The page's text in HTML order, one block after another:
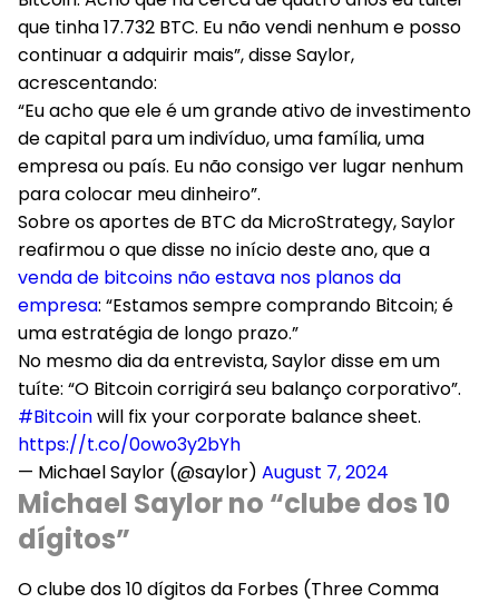
que tinha 17.732 BTC. Eu não vendi nenhum e posso
continuar a adquirir mais”, disse Saylor,
acrescentando:
“Eu acho que ele é um grande ativo de investimento
de capital para um indivíduo, uma família, uma
empresa ou país. Eu não consigo ver lugar nenhum
para colocar meu dinheiro”.
Sobre os aportes de BTC da MicroStrategy, Saylor
reafirmou o que disse no início deste ano, que a
venda de bitcoins não estava nos planos da
empresa: “Estamos sempre comprando Bitcoin; é
uma estratégia de longo prazo.”
No mesmo dia da entrevista, Saylor disse em um
tuíte: “O Bitcoin corrigirá seu balanço corporativo”.
#Bitcoinwill fix your corporate balance sheet.
https://t.co/0owo3y2bYh
— Michael Saylor (@saylor) August 7, 2024
Michael Saylor no “clube dos 10
dígitos”
O clube dos 10 dígitos da Forbes (Three Comma